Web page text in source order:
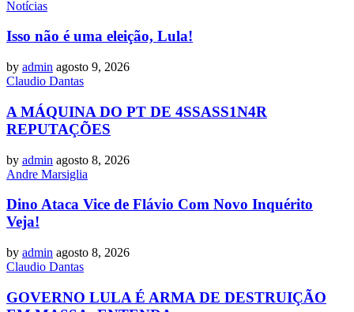
Notícias
Isso não é uma eleição, Lula!
by admin agosto 9, 2026
Claudio Dantas
A MÁQUINA DO PT DE 4SSASS1N4R
REPUTAÇÕES
by admin agosto 8, 2026
Andre Marsiglia
Dino Ataca Vice de Flávio Com Novo Inquérito
Veja!
by admin agosto 8, 2026
Claudio Dantas
GOVERNO LULA É ARMA DE DESTRUIÇÃO